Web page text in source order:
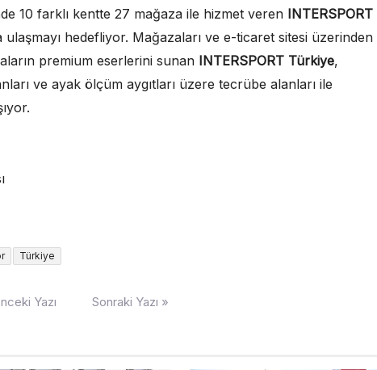
10 farklı kentte 27 mağaza ile hizmet veren INTERSPORT
ulaşmayı hedefliyor. Mağazaları ve e-ticaret sitesi üzerinden
premium eserlerini sunan INTERSPORT Türkiye,
ve ayak ölçüm aygıtları üzere tecrübe alanları ile
Türkiye
Yazı Sonraki Yazı »